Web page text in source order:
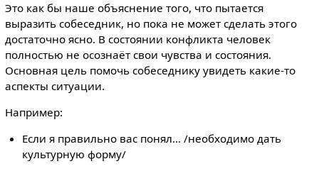
Это как бы наше объяснение того, что пытается
выразить собеседник, но пока не может сделать этого
достаточно ясно. В состоянии конфликта человек
полностью не осознаёт свои чувства и состояния.
Основная цель помочь собеседнику увидеть какие-то
аспекты ситуации.
Например:
Если я правильно вас понял… /необходимо дать
культурную форму/